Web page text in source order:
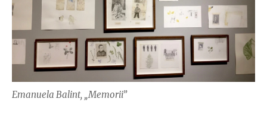
Emanuela Balint, „Memorii”